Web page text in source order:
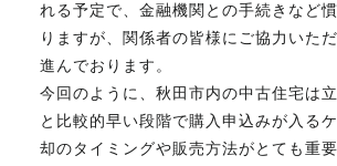
スタッフ紹介
れる予定で、金融機関との手続きなど
りますが、関係者の皆様にご協力いた
進んでおります。
今回のように、秋田市内の中古住宅は
と比較的早い段階で購入申込みが入る
却のタイミングや販売方法がとても重